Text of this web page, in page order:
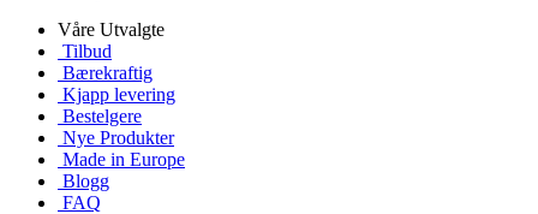
Våre Utvalgte
Tilbud
Bærekraftig
Kjapp levering
Bestelgere
Nye Produkter
Made in Europe
Blogg
FAQ